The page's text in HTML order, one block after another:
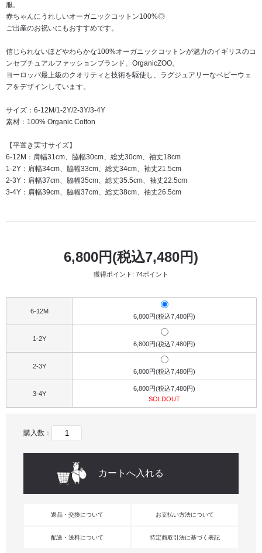
服。
赤ちゃんにうれしいオーガニックコットン100%◎
ご出産のお祝いにもおすすめです。
信じられないほどやわらかな100%オーガニックコットンが魅力のイギリスのコ
ンセプチュアルファッションブランド、OrganicZOO。
ヨーロッパ最上級のクオリティと技術を駆使し、ラグジュアリーなベビーウェ
アをデザインしています。
サイズ：6-12M/1-2Y/2-3Y/3-4Y
素材：100% Organic Cotton
【平置き実寸サイズ】
6-12M：肩幅31cm、脇幅30cm、総丈30cm、袖丈18cm
1-2Y：肩幅34cm、脇幅33cm、総丈34cm、袖丈21.5cm
2-3Y：肩幅37cm、脇幅35cm、総丈35.5cm、袖丈22.5cm
3-4Y：肩幅39cm、脇幅37cm、総丈38cm、袖丈26.5cm
6,800円(税込7,480円)
獲得ポイント: 74ポイント
6-12M
6,800円(税込7,480円)
1-2Y
6,800円(税込7,480円)
2-3Y
6,800円(税込7,480円)
3-4Y
6,800円(税込7,480円)
SOLDOUT
購入数：
返品・交換について お支払い方法について
配送・送料について 特定商取引法に基づく表記